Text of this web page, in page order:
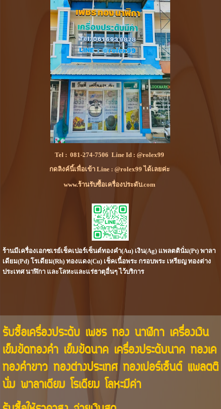
Tel :081-274-7506 Line Id :@rolex99
กดลิงค์นี้เพื่อเข้า Line : @rolex99 ได้เลยค่ะ
www.ร้านรับซื้อเครื่องประดับ.com
ร้านมีเครื่องเอกซเรย์เช็คเปอร์เซ็นต์ทองคำ(Au) เงิน(Ag) แพลตตินั่ม(Pt) พาลา
เดียม(Pd) โรเดียม(Rh) ทองแดง(Cu) เช็คเนื้อพระ กรอบพระ เหรียญ ทองต่าง
ประเทศ นาฬิกา และโลหะและแร่ธาตุอื่นๆ ไว้บริการ
รับซื้อเครื่องประดับ เพชร ทอง นาฬิกา เครื่องเงิน
เข็มขัดทองคำ เข็มขัดนาค เครื่องประดับนาค ทองเค
ทองคำขาว ทองต่างประเทศ ทองเปอร์เซ็นต์ แพลตติ
นั่ม พาลาเดียม โรเดียม โลหะมีค่า